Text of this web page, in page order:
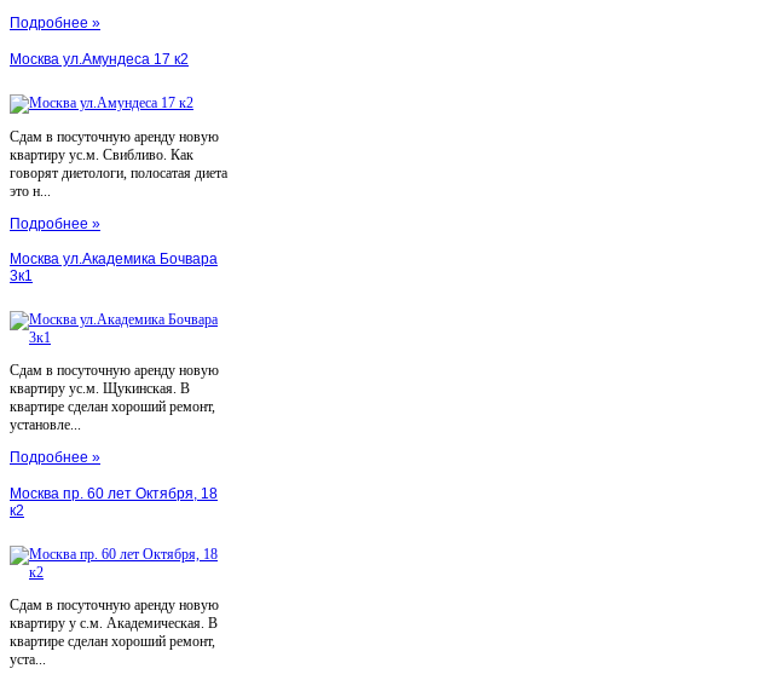
Подробнее »
Москва ул.Амундеса 17 к2
Сдам в посуточную аренду новую
квартиру ус.м. Свибливо. Как
говорят диетологи, полосатая диета
это н...
Подробнее »
Москва ул.Академика Бочвара
3к1
Сдам в посуточную аренду новую
квартиру ус.м. Щукинская. В
квартире сделан хороший ремонт,
установле...
Подробнее »
Москва пр. 60 лет Октября, 18
к2
Сдам в посуточную аренду новую
квартиру у с.м. Академическая. В
квартире сделан хороший ремонт,
уста...